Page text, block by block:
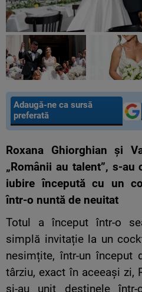
Adaugă-ne ca sursă
preferată
Roxana Ghiorghian și
„Românii au talent”, s-au
iubire începută cu un
într-o nuntă de neuitat
Totul a început într-o
simplă invitație la un
nesimțite, într-un început
târziu, exact în aceeași zi,
și-au unit destinele